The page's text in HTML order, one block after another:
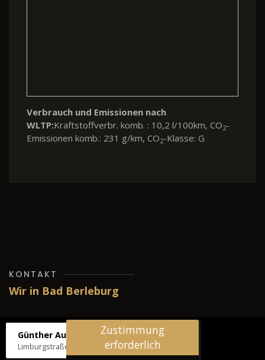
Verbrauch und Emissionen nach
WLTP:Kraftstoffverbr. komb. : 10,2 l/100km, CO2-
Emissionen komb.: 231 g/km, CO2-Klasse: G
KONTAKT
Wir in Bad Berleburg
Günther Autos & Service
Limburgstraße 39, 57319 Bad Berleburg
Zustimmung
erforderlich